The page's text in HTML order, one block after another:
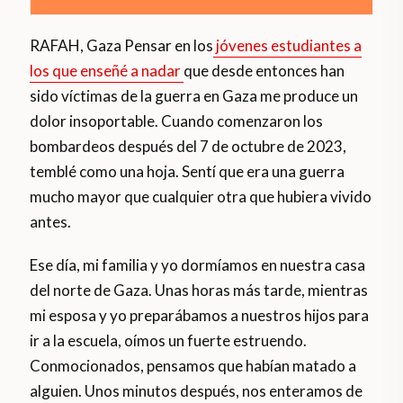
RAFAH, Gaza Pensar en los jóvenes estudiantes a
los que enseñé a nadarque desde entonces han
sido víctimas de la guerra en Gaza me produce un
dolor insoportable. Cuando comenzaron los
bombardeos después del 7 de octubre de 2023,
temblé como una hoja. Sentí que era una guerra
mucho mayor que cualquier otra que hubiera vivido
antes.
Ese día, mi familia y yo dormíamos en nuestra casa
del norte de Gaza. Unas horas más tarde, mientras
mi esposa y yo preparábamos a nuestros hijos para
ir a la escuela, oímos un fuerte estruendo.
Conmocionados, pensamos que habían matado a
alguien. Unos minutos después, nos enteramos de